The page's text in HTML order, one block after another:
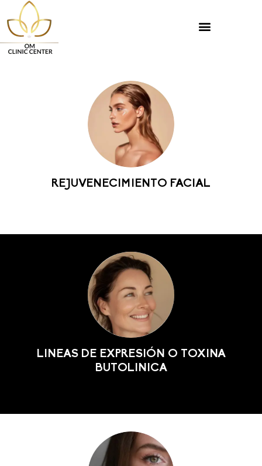
REJUVENECIMIENTO FACIAL
LINEAS DE EXPRESIÓN O TOXINA
BUTOLINICA